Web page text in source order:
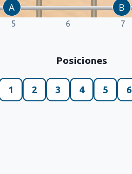
5 6 7
Posiciones
1 2 3 4 5 6